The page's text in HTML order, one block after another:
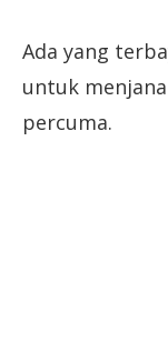
Ada yang
untuk
percuma.